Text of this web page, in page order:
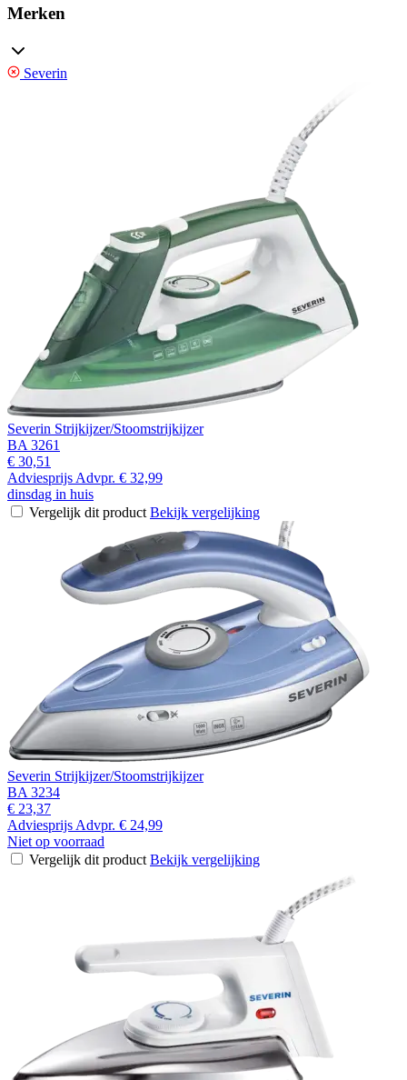
Merken
Severin
Severin Strijkijzer/Stoomstrijkijzer
BA 3261
€ 30,51
Adviesprijs Advpr. € 32,99
dinsdag in huis
Vergelijk dit product Bekijk vergelijking
Severin Strijkijzer/Stoomstrijkijzer
BA 3234
€ 23,37
Adviesprijs Advpr. € 24,99
Niet op voorraad
Vergelijk dit product Bekijk vergelijking